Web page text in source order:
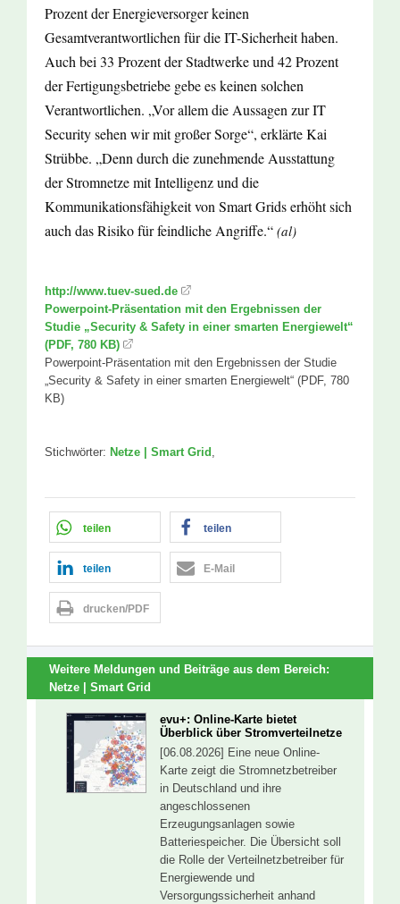
Prozent der Energieversorger keinen
Gesamtverantwortlichen für die IT-Sicherheit haben.
Auch bei 33 Prozent der Stadtwerke und 42 Prozent
der Fertigungsbetriebe gebe es keinen solchen
Verantwortlichen. „Vor allem die Aussagen zur IT
Security sehen wir mit großer Sorge“, erklärte Kai
Strübbe. „Denn durch die zunehmende Ausstattung
der Stromnetze mit Intelligenz und die
Kommunikationsfähigkeit von Smart Grids erhöht sich
auch das Risiko für feindliche Angriffe.“ (al)
http://www.tuev-sued.de
Powerpoint-Präsentation mit den Ergebnissen der
Studie „Security & Safety in einer smarten Energiewelt“
(PDF, 780 KB)
Powerpoint-Präsentation mit den Ergebnissen der Studie
„Security & Safety in einer smarten Energiewelt“ (PDF, 780
KB)
Stichwörter: Netze | Smart Grid ,
teilen teilen
teilen E-Mail
drucken/PDF
Weitere Meldungen und Beiträge aus dem Bereich:
Netze | Smart Grid
evu+: Online-Karte bietet
Überblick über Stromverteilnetze
[06.08.2026] Eine neue Online-
Karte zeigt die Stromnetzbetreiber
in Deutschland und ihre
angeschlossenen
Erzeugungsanlagen sowie
Batteriespeicher. Die Übersicht soll
die Rolle der Verteilnetzbetreiber für
Energiewende und
Versorgungssicherheit anhand